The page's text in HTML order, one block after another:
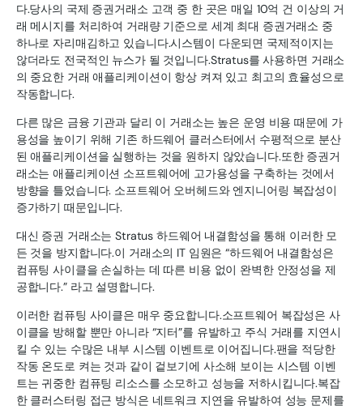
다.당사의 국제 증권거래소 고객 중 한 곳은 매일 10억 건 이상의 거
래 메시지를 처리하여 거래량 기준으로 세계 최대 증권거래소 중
하나로 자리매김하고 있습니다.시스템이 다운되면 국제적이지는
않더라도 전국적인 뉴스가 될 것입니다.Stratus를 사용하면 거래소
의 중요한 거래 애플리케이션이 항상 켜져 있고 최고의 효율성으로
작동합니다.
다른 많은 금융 기관과 달리 이 거래소는 높은 운영 비용 때문에 가
용성을 높이기 위해 기존 하드웨어 클러스터에서 수평적으로 분산
된 애플리케이션을 실행하는 것을 원하지 않았습니다.또한 증권거
래소는 애플리케이션 소프트웨어에 고가용성을 구축하는 것에서
방향을 틀었습니다. 소프트웨어 오버헤드와 엔지니어링 복잡성이
증가하기 때문입니다.
대신 증권 거래소는 Stratus 하드웨어 내결함성을 통해 이러한 모
든 것을 방지합니다.이 거래소의 IT 임원은 “하드웨어 내결함성은
컴퓨팅 사이클을 손실하는 데 따른 비용 없이 완벽한 안정성을 제
공합니다.” 라고 설명합니다.
이러한 컴퓨팅 사이클은 매우 중요합니다.소프트웨어 복잡성은 사
이클을 방해할 뿐만 아니라 “지터”를 유발하고 주식 거래를 지연시
킬 수 있는 수많은 내부 시스템 이벤트로 이어집니다.팬을 적당한
작동 온도로 켜는 것과 같이 겉보기에 사소해 보이는 시스템 이벤
트는 귀중한 컴퓨팅 리소스를 소모하고 성능을 저하시킵니다.복잡
한 클러스터링 접근 방식은 네트워크 지연을 유발하여 성능 문제를